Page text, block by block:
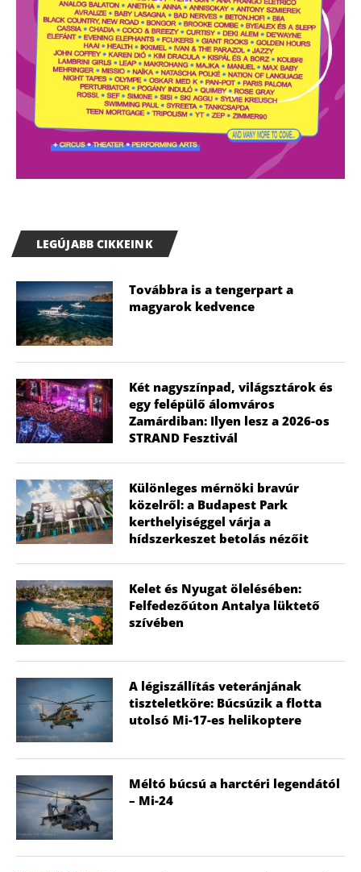
LEGÚJABB CIKKEINK
Továbbra is a tengerpart a
magyarok kedvence
Két nagyszínpad, világsztárok és
egy felépülő álomváros
Zamárdiban: Ilyen lesz a 2026-os
STRAND Fesztivál
Különleges mérnöki bravúr
közelről: a Budapest Park
kerthelyiséggel várja a
hídszerkeszet betolás nézőit
Kelet és Nyugat ölelésében:
Felfedezőúton Antalya lüktető
szívében
A légiszállítás veteránjának
tiszteletköre: Búcsúzik a flotta
utolsó Mi-17-es helikoptere
Méltó búcsú a harctéri legendától
– Mi-24